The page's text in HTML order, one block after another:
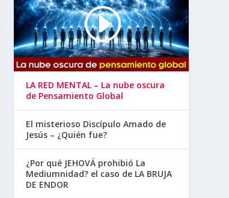
LA RED MENTAL – La nube oscura
de Pensamiento Global
El misterioso Discípulo Amado de
Jesús – ¿Quién fue?
¿Por qué JEHOVÁ prohibió La
Mediumnidad? el caso de LA BRUJA
DE ENDOR